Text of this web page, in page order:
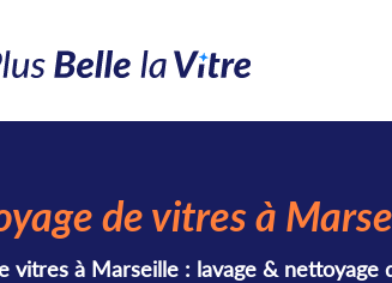
de vitres à
vitres à Marseille : lavage & nettoyage